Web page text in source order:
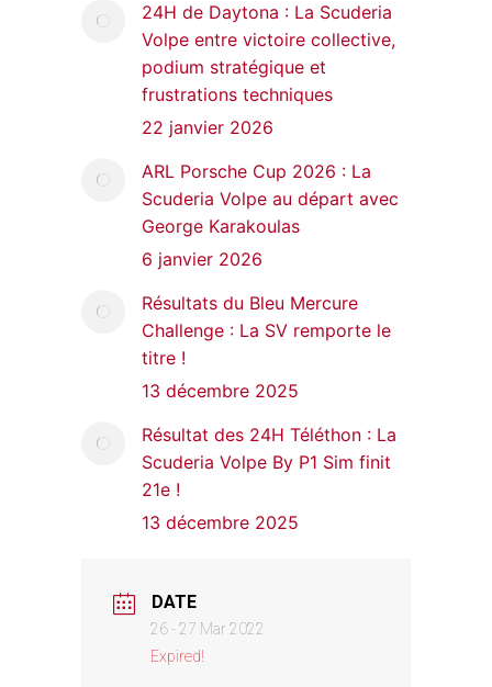
24H de Daytona : La Scuderia
Volpe entre victoire collective,
podium stratégique et
frustrations techniques
22 janvier 2026
ARL Porsche Cup 2026 : La
Scuderia Volpe au départ avec
George Karakoulas
6 janvier 2026
Résultats du Bleu Mercure
Challenge : La SV remporte le
titre !
13 décembre 2025
Résultat des 24H Téléthon : La
Scuderia Volpe By P1 Sim finit
21e !
13 décembre 2025
DATE
26 - 27 Mar 2022
Expired!